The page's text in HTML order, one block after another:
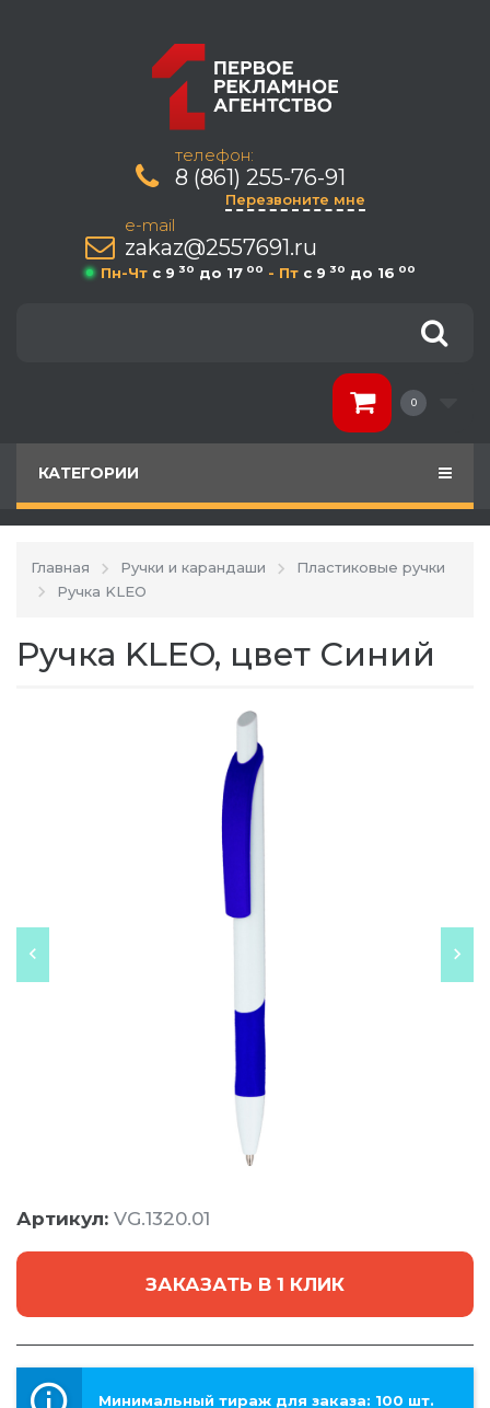
телефон:
8 (861) 255-76-91
Перезвоните мне
e-mail
zakaz@2557691.ru
Пн-Чт c 9 30 до 17 00 - Пт c 9 30 до 16 00
0
КАТЕГОРИИ
Главная Ручки и карандаши
Пластиковые ручки
Ручка KLEO
Ручка KLEO, цвет Синий
Артикул: VG.1320.01
ЗАКАЗАТЬ В 1 КЛИК
Минимальный тираж для заказа: 100 шт.